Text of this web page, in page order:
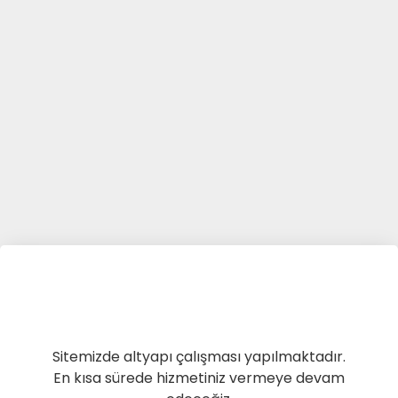
Sitemizde altyapı çalışması yapılmaktadır.
En kısa sürede hizmetiniz vermeye devam